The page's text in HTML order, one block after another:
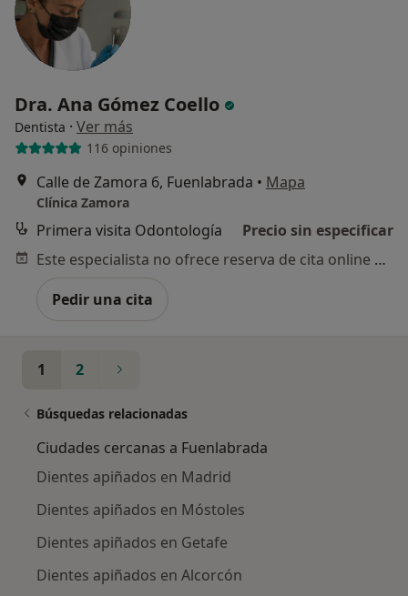
Dra. Ana Gómez Coello
Dentista · Ver más
116 opiniones
Calle de Zamora 6, Fuenlabrada • Mapa
Clínica Zamora
Primera visita Odontología
Precio sin especificar
Este especialista no ofrece reserva de cita online en esta dirección.
Pedir una cita
1 2
Búsquedas relacionadas
Ciudades cercanas a Fuenlabrada
Dientes apiñados en Madrid
Dientes apiñados en Móstoles
Dientes apiñados en Getafe
Dientes apiñados en Alcorcón